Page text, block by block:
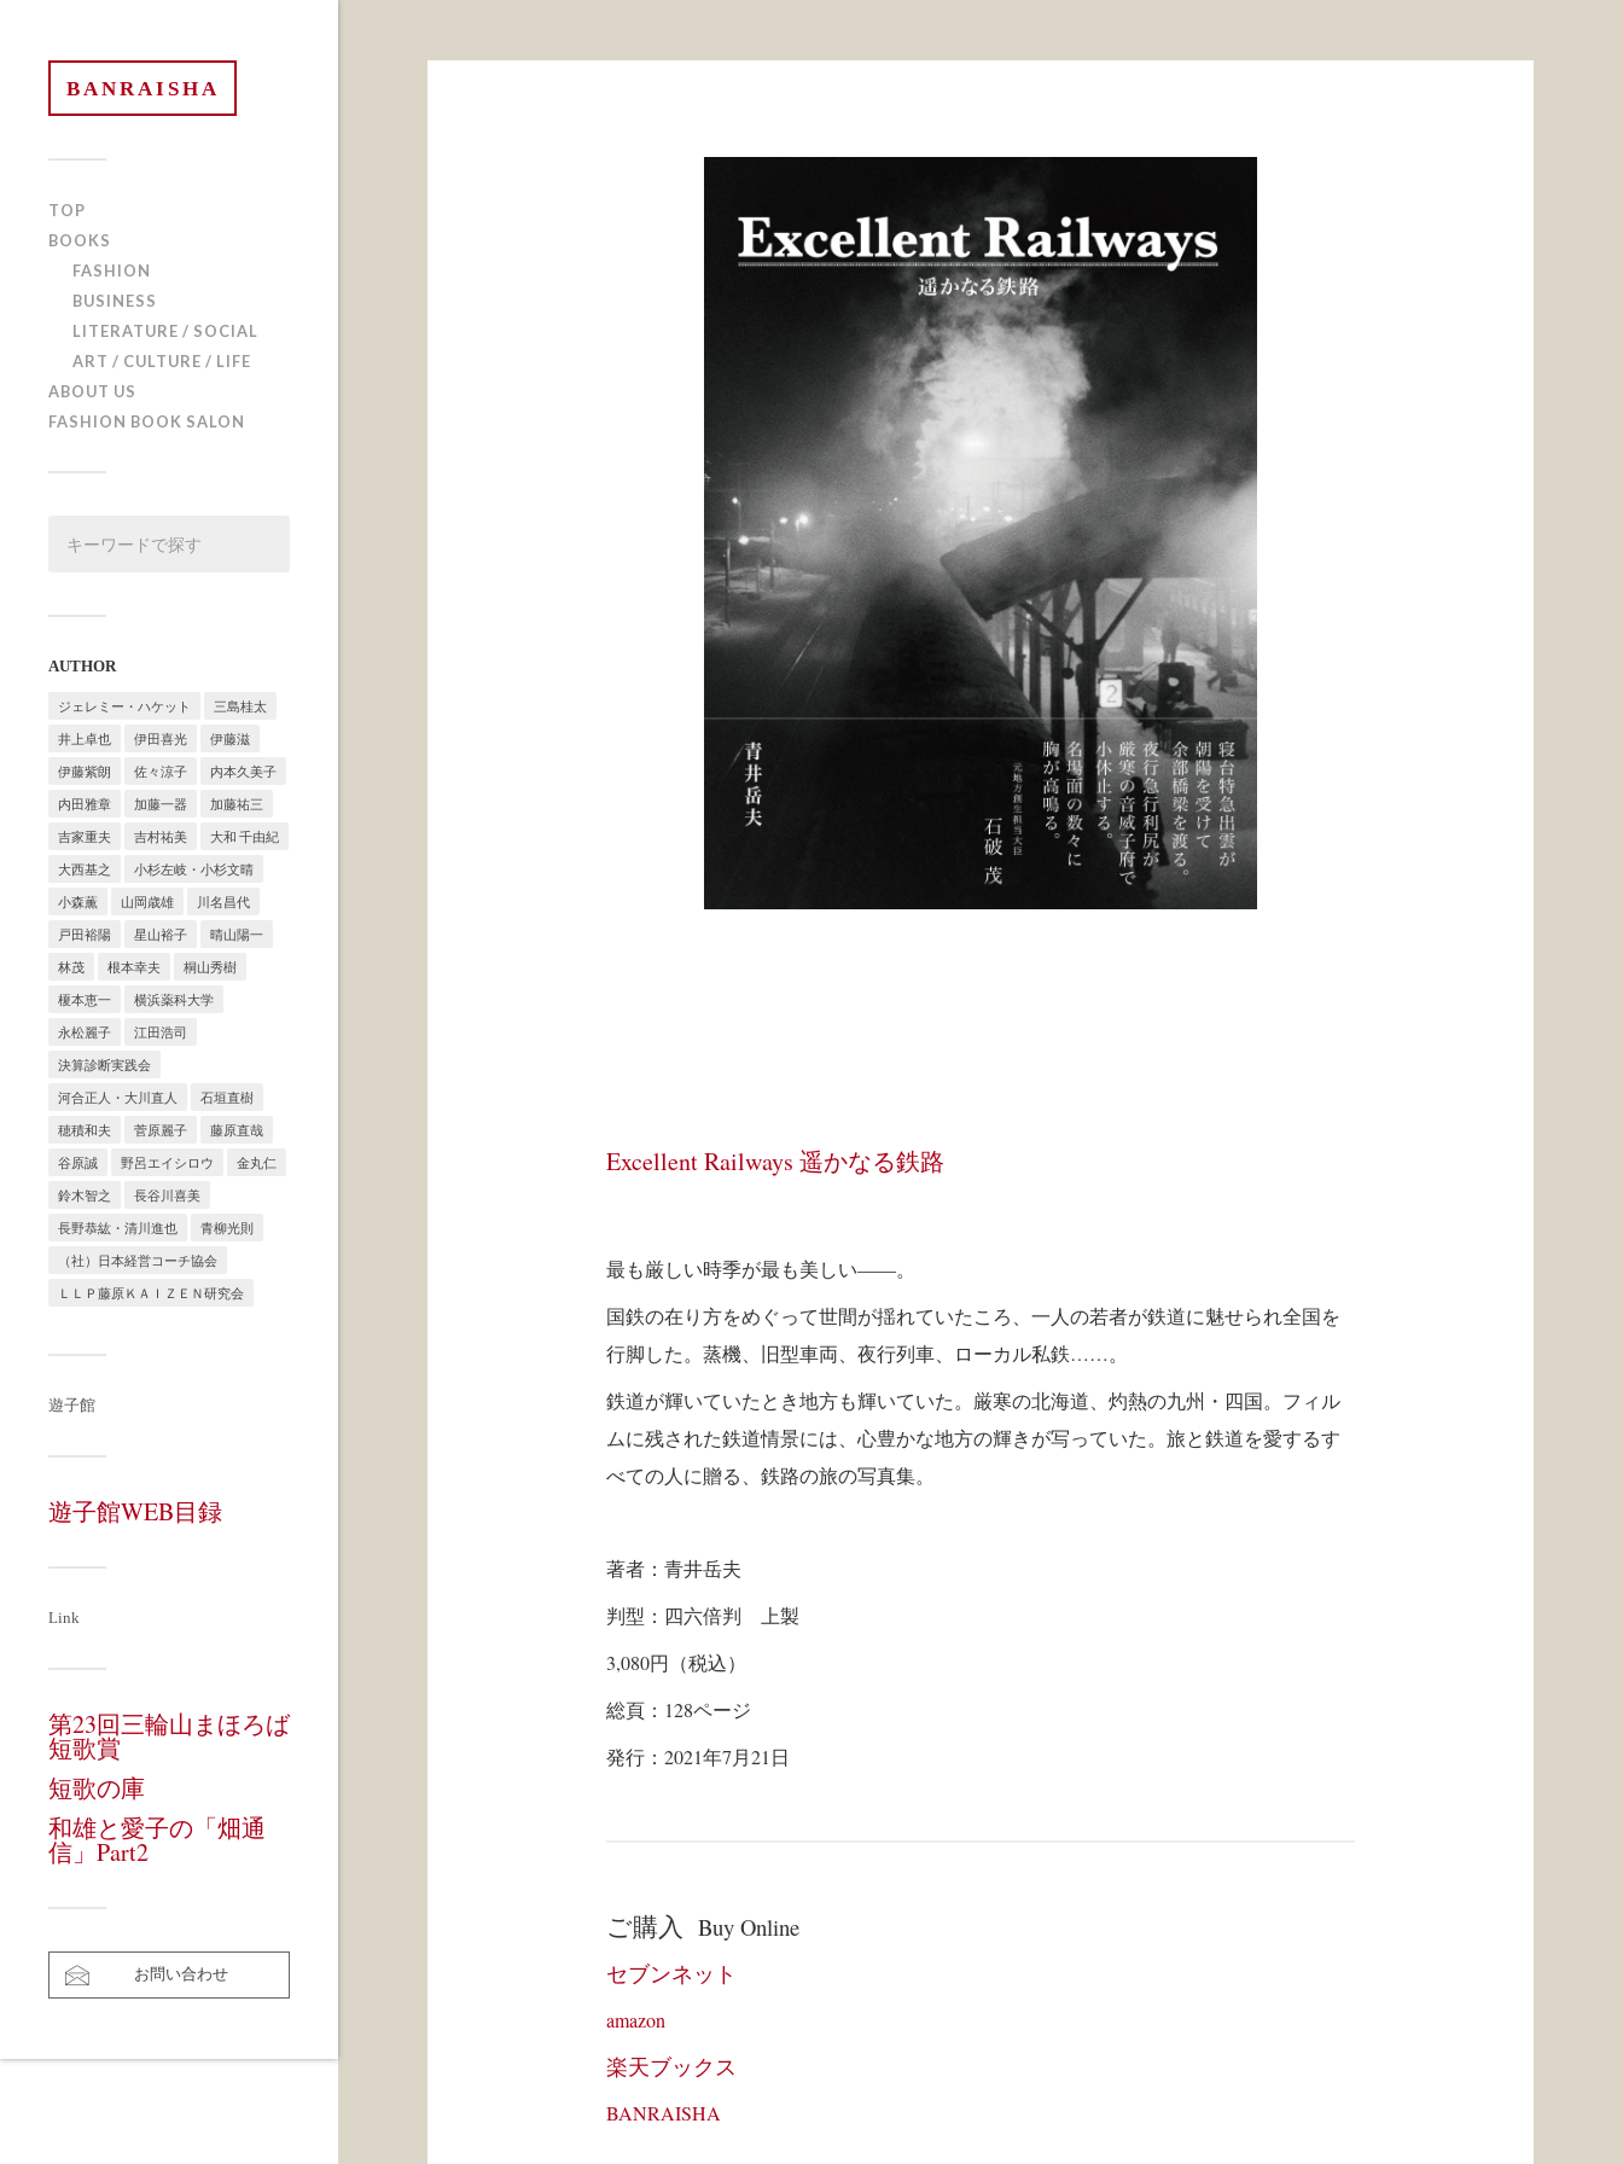
BANRAISHA
TOP
BOOKS
FASHION
BUSINESS
LITERATURE / SOCIAL
ART / CULTURE / LIFE
ABOUT US
FASHION BOOK SALON
AUTHOR
ジェレミー・ハケット 三島桂太
井上卓也 伊田喜光 伊藤滋
伊藤紫朗 佐々涼子 内本久美子
内田雅章 加藤一器 加藤祐三
吉家重夫 吉村祐美 大和 千由紀
大西基之 小杉左岐・小杉文晴
小森薫 山岡歳雄 川名昌代
戸田裕陽 星山裕子 晴山陽一
林茂 根本幸夫 桐山秀樹
榎本恵一 横浜薬科大学
永松麗子 江田浩司
決算診断実践会
河合正人・大川直人 石垣直樹
穂積和夫 菅原麗子 藤原直哉
谷原誠 野呂エイシロウ 金丸仁
鈴木智之 長谷川喜美
長野恭紘・清川進也 青柳光則
（社）日本経営コーチ協会
ＬＬＰ藤原ＫＡＩＺＥＮ研究会
遊子館
遊子館WEB目録
Link
第23回三輪山まほろば
短歌賞
短歌の庫
和雄と愛子の「畑通
信」Part2
お問い合わせ
Excellent Railways 遥かなる鉄路
最も厳しい時季が最も美しい――。
国鉄の在り方をめぐって世間が揺れていたころ、一人の若者が鉄道に魅せられ全国を
行脚した。蒸機、旧型車両、夜行列車、ローカル私鉄……。
鉄道が輝いていたとき地方も輝いていた。厳寒の北海道、灼熱の九州・四国。フィル
ムに残された鉄道情景には、心豊かな地方の輝きが写っていた。旅と鉄道を愛するす
べての人に贈る、鉄路の旅の写真集。
著者：青井岳夫
判型：四六倍判 上製
3,080円（税込）
総頁： 128ページ
発行： 2021年7月21 日
ご購入 Buy Online
セブンネット
amazon
楽天ブックス
BANRAISHA